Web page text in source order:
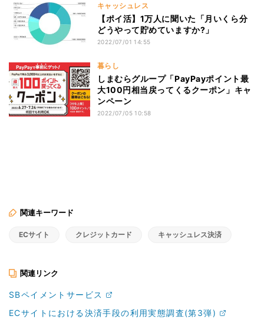
キャッシュレス
【ポイ活】1万人に聞いた「月いくら分
どうやって貯めていますか?」
2022/07/01 14:55
暮らし
しまむらグループ「PayPayポイント最
大100円相当戻ってくるクーポン」キャ
ンペーン
2022/07/05 10:58
関連キーワード
ECサイト クレジットカード キャッシュレス決済
関連リンク
SBペイメントサービス
ECサイトにおける決済手段の利用実態調査(第3弾)